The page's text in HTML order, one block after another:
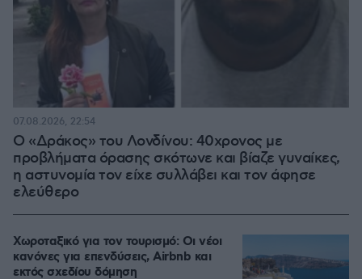
Ο «Δράκος» του Λονδίνου: 40χρονος με
προβλήματα όρασης σκότωνε και βίαζε γυναίκες,
η αστυνομία τον είχε συλλάβει και τον άφησε
ελεύθερο
07.08.2026, 22:54
Χωροταξικό για τον τουρισμό: Οι νέοι
κανόνες για επενδύσεις, Airbnb και
εκτός σχεδίου δόμηση